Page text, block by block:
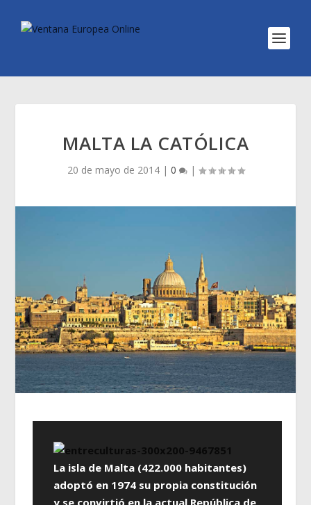
MALTA LA CATÓLICA
20 de mayo de 2014| 0 |
La isla de Malta (422.000 habitantes)
adoptó en 1974 su propia constitución
y se convirtió en la actual República de